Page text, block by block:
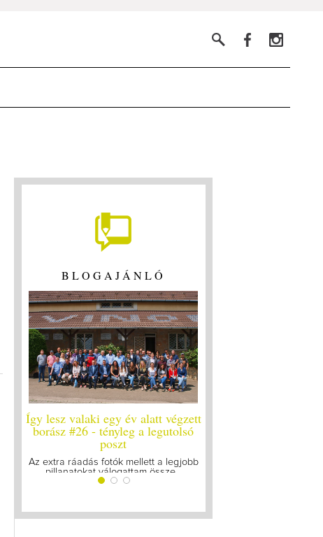
BLOGAJÁNLÓ
Így lesz valaki egy év alatt végzett
borász #26 - tényleg a legutolsó
poszt
Az extra ráadás fotók mellett a legjobb
pillanatokat válogattam össze...